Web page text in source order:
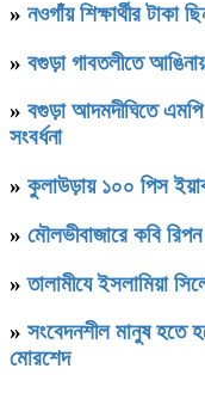
» নওগাঁয় শিক্ষার্থীর টাকা
» বগুড়া গাবতলীতে
» বগুড়া আদমদীঘিতে
সংবর্ধনা
» কুলাউড়ায় ১০০ পিস
» মৌলভীবাজারে কবি
»তালামীযে ইসলামিয়া
» সংবেদনশীল মানুষ হতে
মোরশেদ